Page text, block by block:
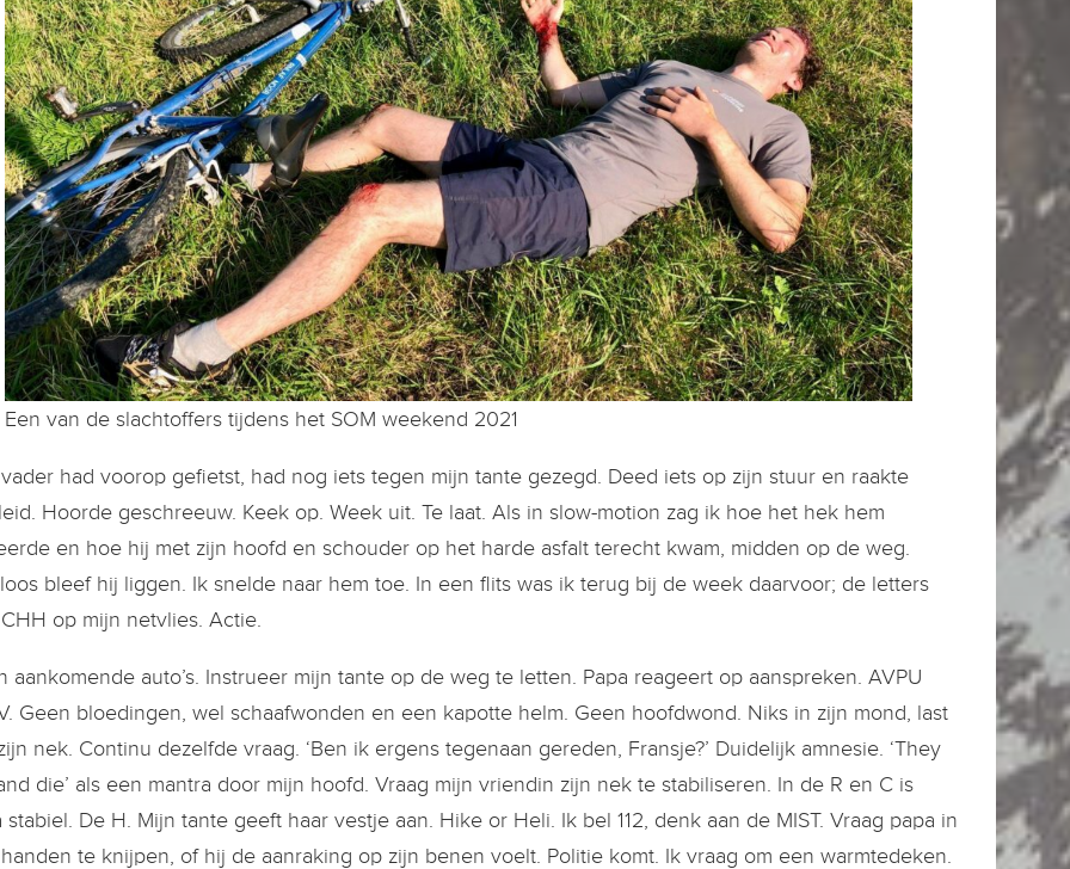
Een van de slachtoffers tijdens het SOM weekend 2021
had voorop gefietst, had nog iets tegen mijn tante gezegd. Deed iets op zijn stuur en raakte
Hoorde geschreeuw. Keek op. Week uit. Te laat. Als in slow-motion zag ik hoe het hek hem
en hoe hij met zijn hoofd en schouder op het harde asfalt terecht kwam, midden op de weg.
bleef hij liggen. Ik snelde naar hem toe. In een flits was ik terug bij de week daarvoor; de letters
op mijn netvlies. Actie.
aankomende auto’s. Instrueer mijn tante op de weg te letten. Papa reageert op aanspreken. AVPU
Geen bloedingen, wel schaafwonden en een kapotte helm. Geen hoofdwond. Niks in zijn mond, last
nek. Continu dezelfde vraag. ‘Ben ik ergens tegenaan gereden, Fransje?’ Duidelijk amnesie. ‘They
die’ als een mantra door mijn hoofd. Vraag mijn vriendin zijn nek te stabiliseren. In de R en C is
stabiel. De H. Mijn tante geeft haar vestje aan. Hike or Heli. Ik bel 112, denk aan de MIST. Vraag papa in
te knijpen, of hij de aanraking op zijn benen voelt. Politie komt. Ik vraag om een warmtedeken.